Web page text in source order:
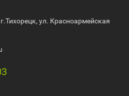
ул. Красноармейская